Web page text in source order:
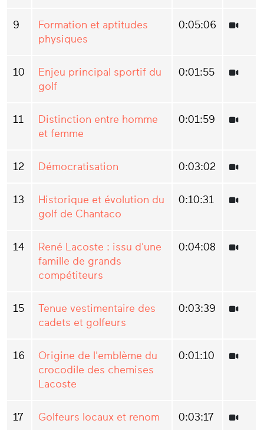
9
Formation et aptitudes
physiques
0:05:06
10
Enjeu principal sportif du
golf
0:01:55
11
Distinction entre homme
et femme
0:01:59
12 Démocratisation 0:03:02
13
Historique et évolution du
golf de Chantaco
0:10:31
14
René Lacoste : issu d'une
famille de grands
compétiteurs
0:04:08
15
Tenue vestimentaire des
cadets et golfeurs
0:03:39
16
Origine de l'emblème du
crocodile des chemises
Lacoste
0:01:10
17 Golfeurs locaux et renom 0:03:17